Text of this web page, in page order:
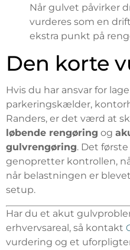
Når gulvet påvirker
vurderes som en
ekstra punkt på
Den korte
Hvis du har ansvar for
parkeringskælder,
Randers, er det værd at
løbende rengøring og
gulvrengøring. Det
genopretter kontrollen,
når belastningen er
setup.
Har du et akut
erhvervsareal, så kontakt
vurdering og et